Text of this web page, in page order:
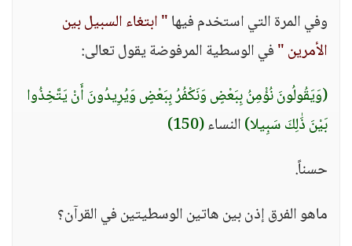
وفي المرة التي استخدم فيها" ابتغاء السبيل بين
الأمرين "في الوسطية المرفوضة يقول تعالى:
(وَيَقُولُونَ نُؤْمِنُ بِبَعْضٍ وَنَكْفُرُ بِبَعْضٍ وَيُرِيدُونَ أَنْ يَتَّخِذُوا
بَيْنَ ذَٰلِكَ سَبِيلا)النساء(150)
حسناً.
ماهو الفرق إذن بين هاتين الوسطيتين في القرآن؟